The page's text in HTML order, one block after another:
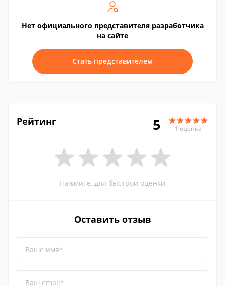
Нет официального представителя разработчика
на сайте
Стать представителем
Рейтинг 5 1 оценка
Нажмите, для быстрой оценки
Оставить отзыв
Ваше имя*
Ваш email*